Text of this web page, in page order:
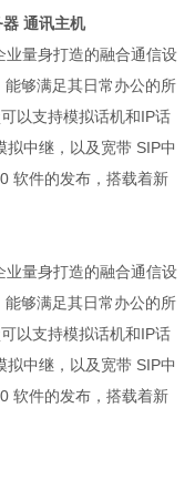
通讯主机
量身打造的融合通信设
够满足其日常办公的所
以支持模拟话机和IP话
中继，以及宽带 SIP中
软件的发布，搭载着新
量身打造的融合通信设
够满足其日常办公的所
以支持模拟话机和IP话
中继，以及宽带 SIP中
软件的发布，搭载着新